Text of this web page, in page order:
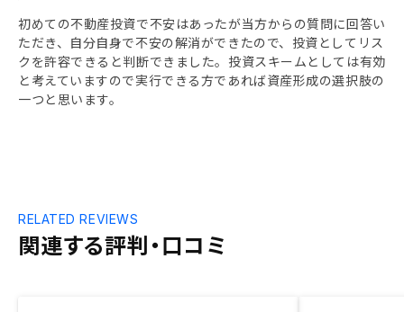
初めての不動産投資で不安はあったが当方からの質問に回答い
ただき、自分自身で不安の解消ができたので、投資としてリス
クを許容できると判断できました。投資スキームとしては有効
と考えていますので実行できる方であれば資産形成の選択肢の
一つと思います。
関連する評判・口コミ
RELATED REVIEWS